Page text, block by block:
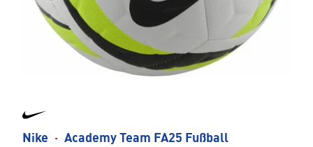
Nike · Academy Team FA25 Fußball